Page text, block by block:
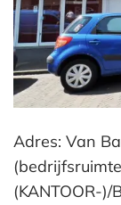
Adres: Van
(KANTOOR-)/